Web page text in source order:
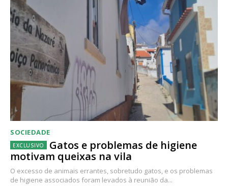
SOCIEDADE
Gatos e problemas de higiene
motivam queixas na vila
O excesso de animais errantes, sobretudo gatos, e os problemas
de higiene associados foram levados à reunião da...